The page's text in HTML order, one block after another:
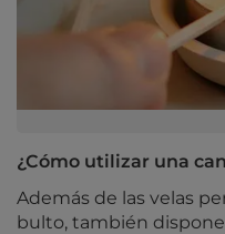
¿Cómo utilizar una
Además de las velas
bulto, también